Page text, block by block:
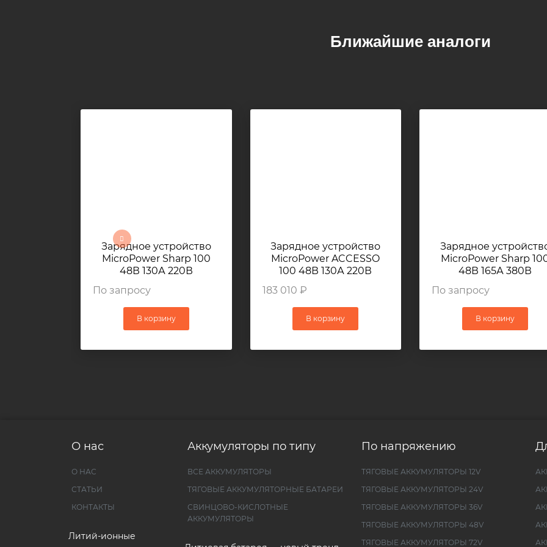
Ближайшие аналоги
Зарядное устройство
MicroPower Sharp 100
48В 130А 220В
По запросу
В корзину
Зарядное устройство
MicroPower ACCESSO
100 48В 130А 220В
183 010 ₽
В корзину
Зарядное
MicroPower Sharp
48В 165А 380В
По запросу
В корзину
О нас
О НАС
СТАТЬИ
КОНТАКТЫ
Литий-ионные
Аккумуляторы по типу
ВСЕ АККУМУЛЯТОРЫ
ТЯГОВЫЕ АККУМУЛЯТОРНЫЕ БАТАРЕИ
СВИНЦОВО-КИСЛОТНЫЕ
АККУМУЛЯТОРЫ
По напряжению
ТЯГОВЫЕ АККУМУЛЯТОРЫ 12V
ТЯГОВЫЕ АККУМУЛЯТОРЫ 24V
ТЯГОВЫЕ АККУМУЛЯТОРЫ 36V
ТЯГОВЫЕ АККУМУЛЯТОРЫ 48V
ТЯГОВЫЕ АККУМУЛЯТОРЫ 72V